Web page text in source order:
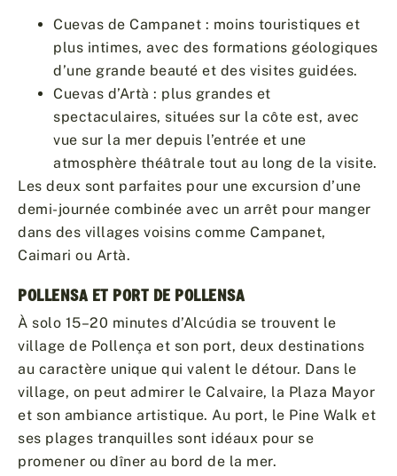
Cuevas de Campanet : moins touristiques et
plus intimes, avec des formations géologiques
d’une grande beauté et des visites guidées.
Cuevas d’Artà : plus grandes et
spectaculaires, situées sur la côte est, avec
vue sur la mer depuis l’entrée et une
atmosphère théâtrale tout au long de la visite.
Les deux sont parfaites pour une excursion d’une
demi-journée combinée avec un arrêt pour manger
dans des villages voisins comme Campanet,
Caimari ou Artà.
POLLENSA ET PORT DE POLLENSA
À solo 15–20 minutes d’Alcúdia se trouvent le
village de Pollença et son port, deux destinations
au caractère unique qui valent le détour. Dans le
village, on peut admirer le Calvaire, la Plaza Mayor
et son ambiance artistique. Au port, le Pine Walk et
ses plages tranquilles sont idéaux pour se
promener ou dîner au bord de la mer.